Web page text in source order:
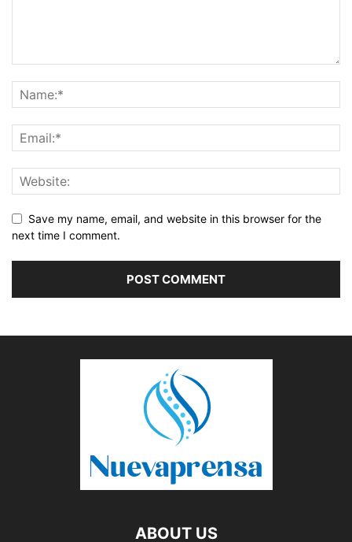
Save my name, email, and website in this browser for the
next time I comment.
ABOUT US